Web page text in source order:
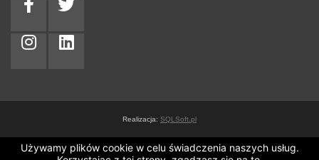
Realizacja: SQLSoft.pl
Używamy plików cookie w celu świadczenia naszych usług.